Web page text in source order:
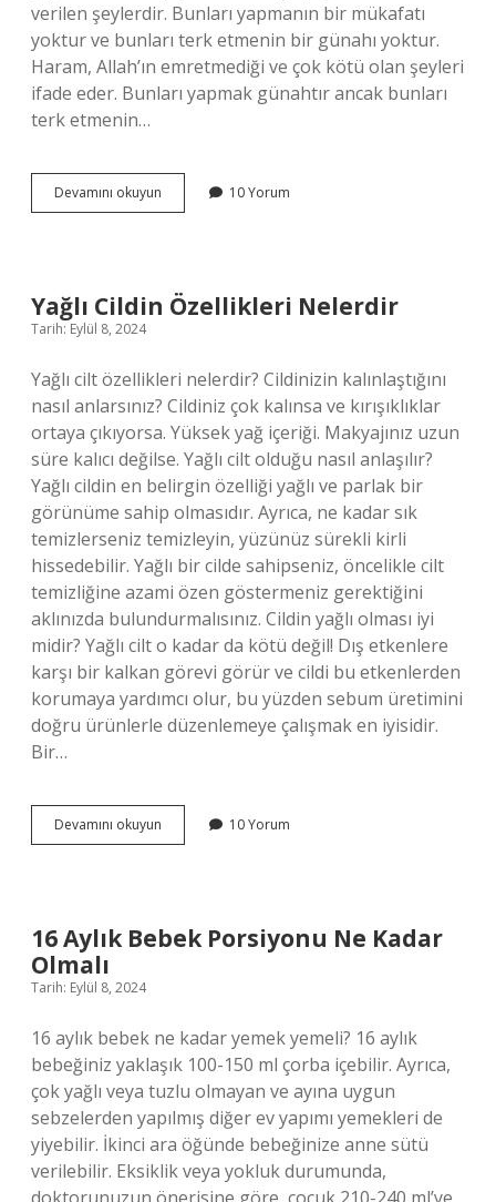
verilen şeylerdir. Bunları yapmanın bir mükafatı
yoktur ve bunları terk etmenin bir günahı yoktur.
Haram, Allah’ın emretmediği ve çok kötü olan şeyleri
ifade eder. Bunları yapmak günahtır ancak bunları
terk etmenin…
Devamını okuyun
Ve
10 Yorum
Yağlı Cildin Özellikleri Nelerdir
Tarih: Eylül 8, 2024
Yağlı cilt özellikleri nelerdir? Cildinizin kalınlaştığını
nasıl anlarsınız? Cildiniz çok kalınsa ve kırışıklıklar
ortaya çıkıyorsa. Yüksek yağ içeriği. Makyajınız uzun
süre kalıcı değilse. Yağlı cilt olduğu nasıl anlaşılır?
Yağlı cildin en belirgin özelliği yağlı ve parlak bir
görünüme sahip olmasıdır. Ayrıca, ne kadar sık ​​
temizlerseniz temizleyin, yüzünüz sürekli kirli
hissedebilir. Yağlı bir cilde sahipseniz, öncelikle cilt
temizliğine azami özen göstermeniz gerektiğini
aklınızda bulundurmalısınız. Cildin yağlı olması iyi
midir? Yağlı cilt o kadar da kötü değil! Dış etkenlere
karşı bir kalkan görevi görür ve cildi bu etkenlerden
korumaya yardımcı olur, bu yüzden sebum üretimini
doğru ürünlerle düzenlemeye çalışmak en iyisidir.
Bir…
Devamını okuyun
Cildin
10 Yorum
16 Aylık Bebek Porsiyonu Ne Kadar
Olmalı
Tarih: Eylül 8, 2024
16 aylık bebek ne kadar yemek yemeli? 16 aylık
bebeğiniz yaklaşık 100-150 ml çorba içebilir. Ayrıca,
çok yağlı veya tuzlu olmayan ve ayına uygun
sebzelerden yapılmış diğer ev yapımı yemekleri de
yiyebilir. İkinci ara öğünde bebeğinize anne sütü
verilebilir. Eksiklik veya yokluk durumunda,